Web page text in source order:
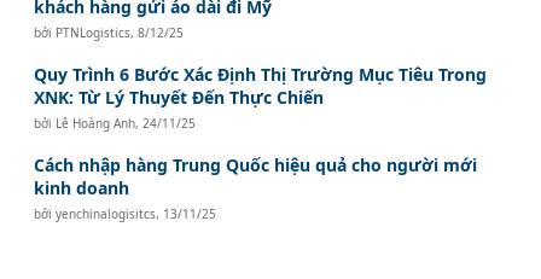
khách hàng gửi áo dài đi Mỹ
bởi PTNLogistics,8/12/25
Quy Trình 6 Bước Xác Định Thị Trường Mục Tiêu Trong
XNK: Từ Lý Thuyết Đến Thực Chiến
bởi Lê Hoàng Anh, 24/11/25
Cách nhập hàng Trung Quốc hiệu quả cho người mới
kinh doanh
bởiyenchinalogisitcs, 13/11/25